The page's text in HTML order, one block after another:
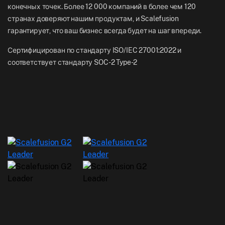
конечных точек. Более 12 000 компаний в более чем 120
странах доверяют нашим продуктам, и Scalefusion
гарантирует, что ваш бизнес всегда будет на шаг впереди.
Сертифицирован по стандарту ISO/IEC 27001:2022 и
соответствует стандарту SOC-2 Type-2